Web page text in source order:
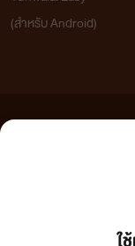
ตามพระราชบัญญัติ
ลิขสิทธิ์ที่มีอยู่ในงา
มาตรา ๑๒ งา
(สำหรับ Android)
เว็บไซต์แห่งนี้ไม่ได้เห็นด้วยและ
วิจารณญาณในการกลั่นกรองด้ว
กรุณาแจ้งมาที่
ลิขสิทธิ์ตามพระราชบัญญัติลิขสิท